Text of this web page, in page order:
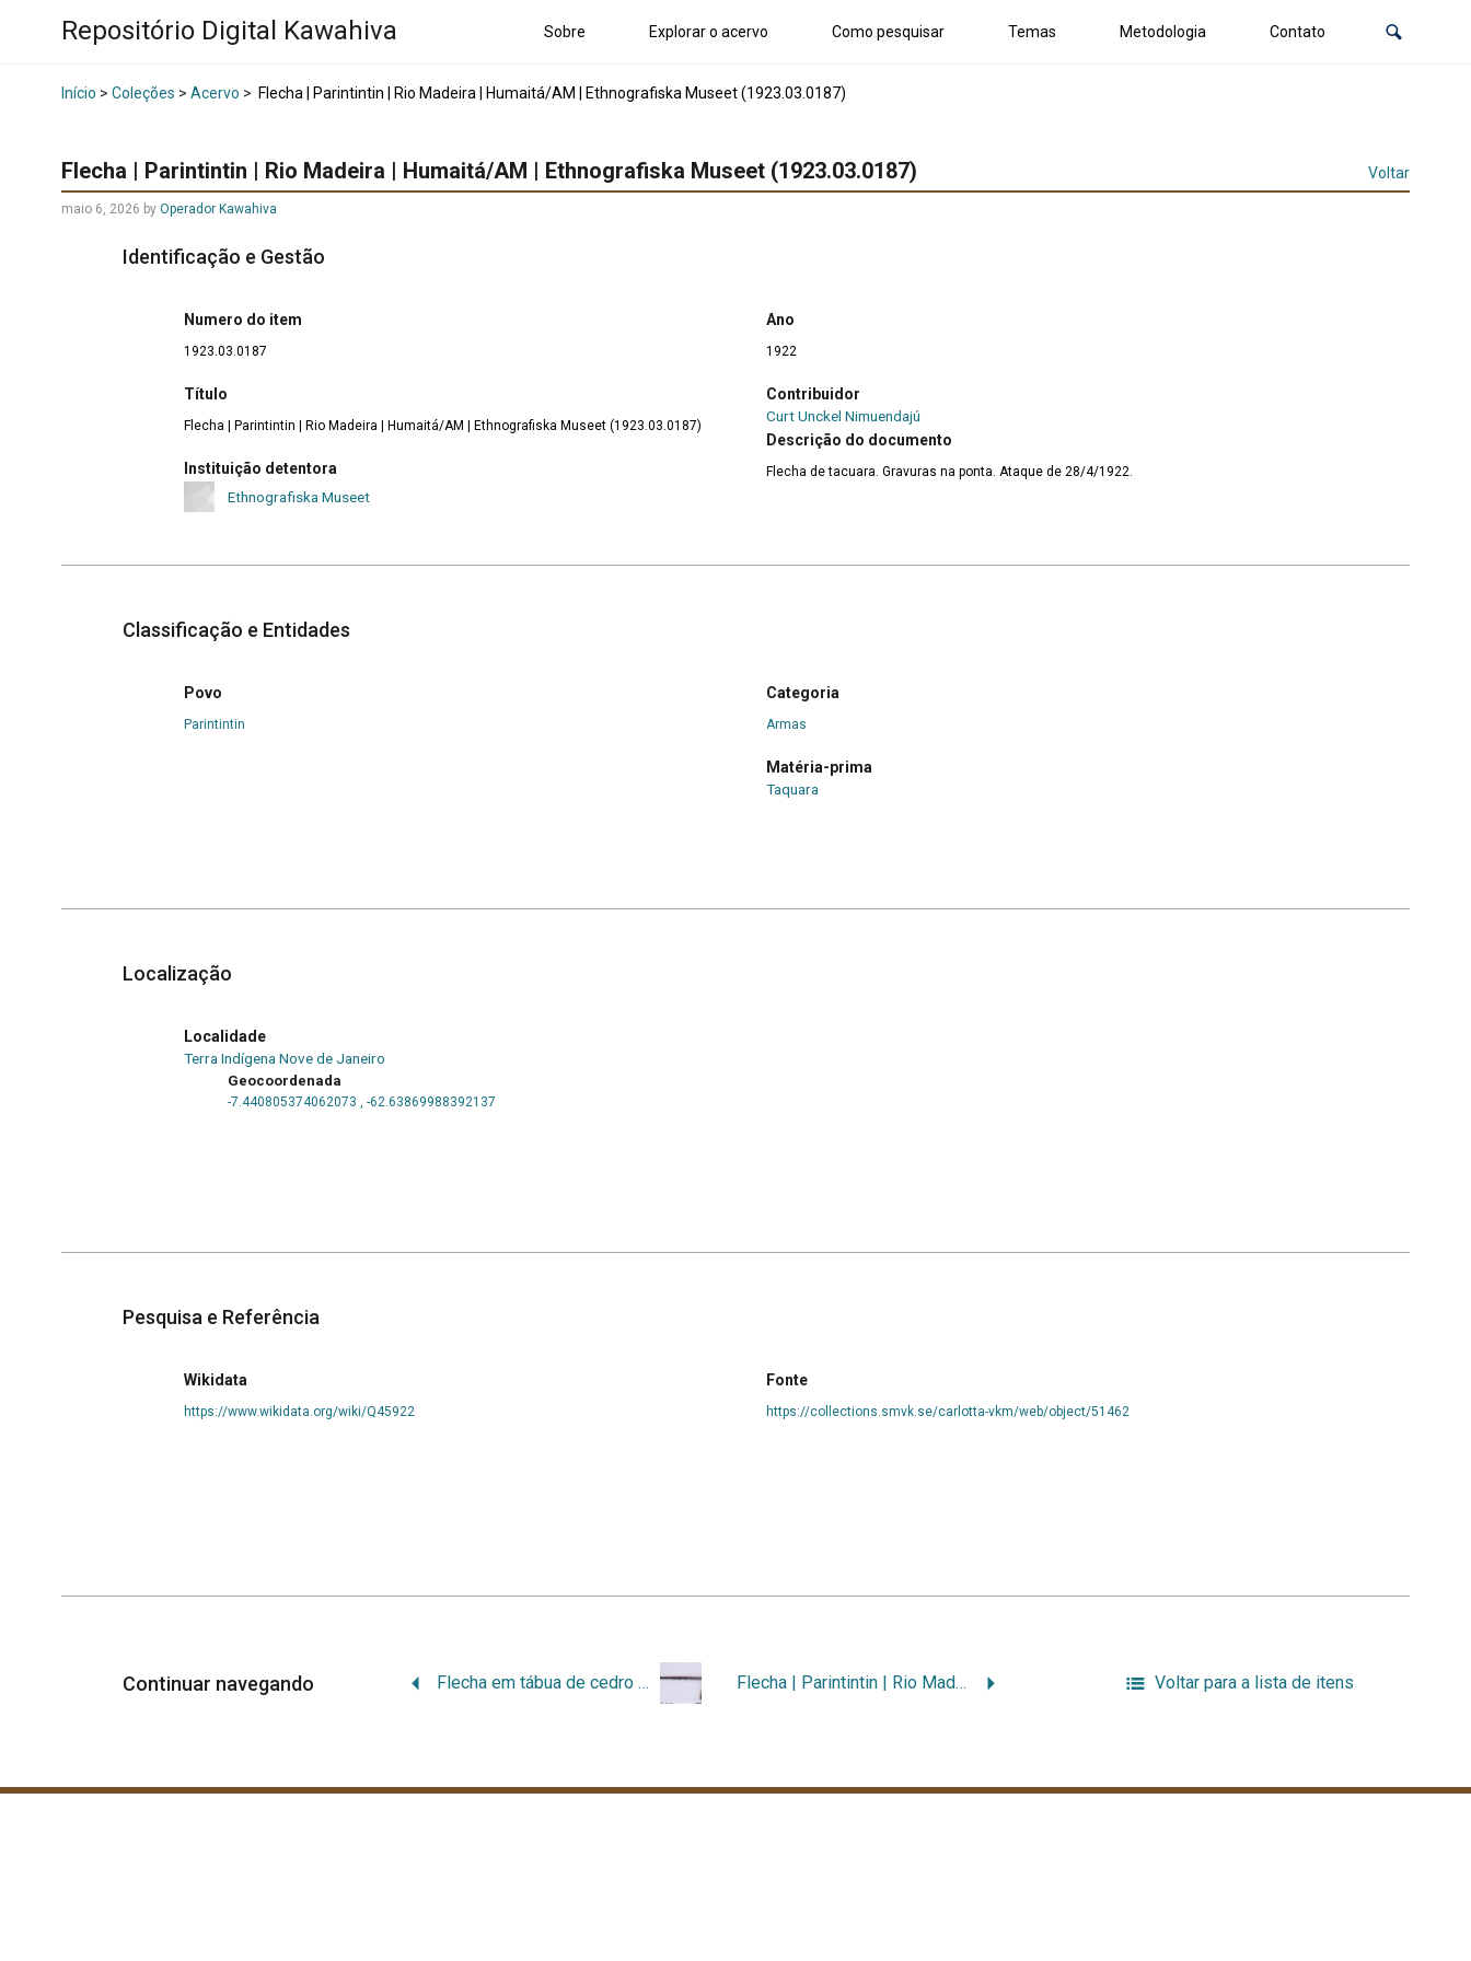
Repositório Digital Kawahiva Sobre Explorar o acervo Como pesquisar Temas Metodologia Contato
Início > Coleções > Acervo > Flecha | Parintintin | Rio Madeira | Humaitá/AM | Ethnografiska Museet (1923.03.0187)
Flecha | Parintintin | Rio Madeira | Humaitá/AM | Ethnografiska Museet (1923.03.0187) Voltar
maio 6, 2026 by Operador Kawahiva
Identificação e Gestão
Numero do item
1923.03.0187
Título
Flecha | Parintintin | Rio Madeira | Humaitá/AM | Ethnografiska Museet (1923.03.0187)
Instituição detentora
Ethnografiska Museet
Ano
1922
Contribuidor
Curt Unckel Nimuendajú
Descrição do documento
Flecha de tacuara. Gravuras na ponta. Ataque de 28/4/1922.
Classificação e Entidades
Povo
Parintintin
Categoria
Armas
Matéria-prima
Taquara
Localização
Localidade
Terra Indígena Nove de Janeiro
Geocoordenada
-7.440805374062073 , -62.63869988392137
Pesquisa e Referência
Wikidata
https://www.wikidata.org/wiki/Q45922
Fonte
https://collections.smvk.se/carlotta-vkm/web/object/51462
Continuar navegando Flecha em tábua de cedro | Parintintin | Rio Madeira | Humaitá/AM | Ethnografiska Museet (1923.03.0174) Flecha | Parintintin | Rio Madeira | Humaitá/AM | Ethnografiska Museet (1923.03.0190) Voltar para a lista de itens